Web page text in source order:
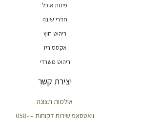
פינות אוכל
חדרי שינה
ריהוט חוץ
אקססוריז
ריהוט משרדי
יצירת קשר
אולמות תצוגה
וואטסאפ שירות לקוחות – 058-